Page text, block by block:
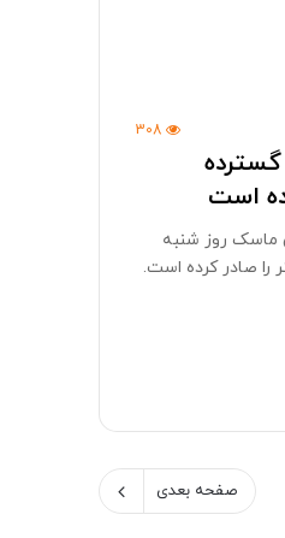
308
است
ماسک روز شنبه
را صادر کرده است.
صفحه بعدی